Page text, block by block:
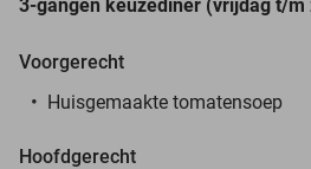
3-gangen keuzediner (vrijdag t/m
Voorgerecht
Huisgemaakte tomatensoep
Hoofdgerecht